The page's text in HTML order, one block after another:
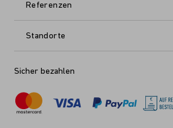
Referenzen
Standorte
Sicher bezahlen